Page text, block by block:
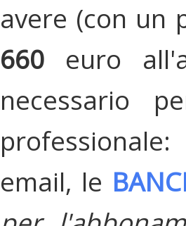
avere (con un
660 euro
necessario
professionale:
email, le